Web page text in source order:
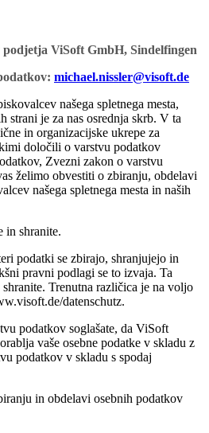
ViSoft GmbH, Sindelfingen
michael.nissler@visoft.de
našega spletnega mesta,
strani je za nas osrednja skrb. V ta
in organizacijske ukrepe za
določili o varstvu podatkov
Zvezni zakon o varstvu
želimo obvestiti o zbiranju, obdelavi
našega spletnega mesta in naših
in shranite.
podatki se zbirajo, shranjujejo in
pravni podlagi se to izvaja. Ta
Trenutna različica je na voljo
datenschutz.
podatkov soglašate, da ViSoft
vaše osebne podatke v skladu z
podatkov v skladu s spodaj
in obdelavi osebnih podatkov